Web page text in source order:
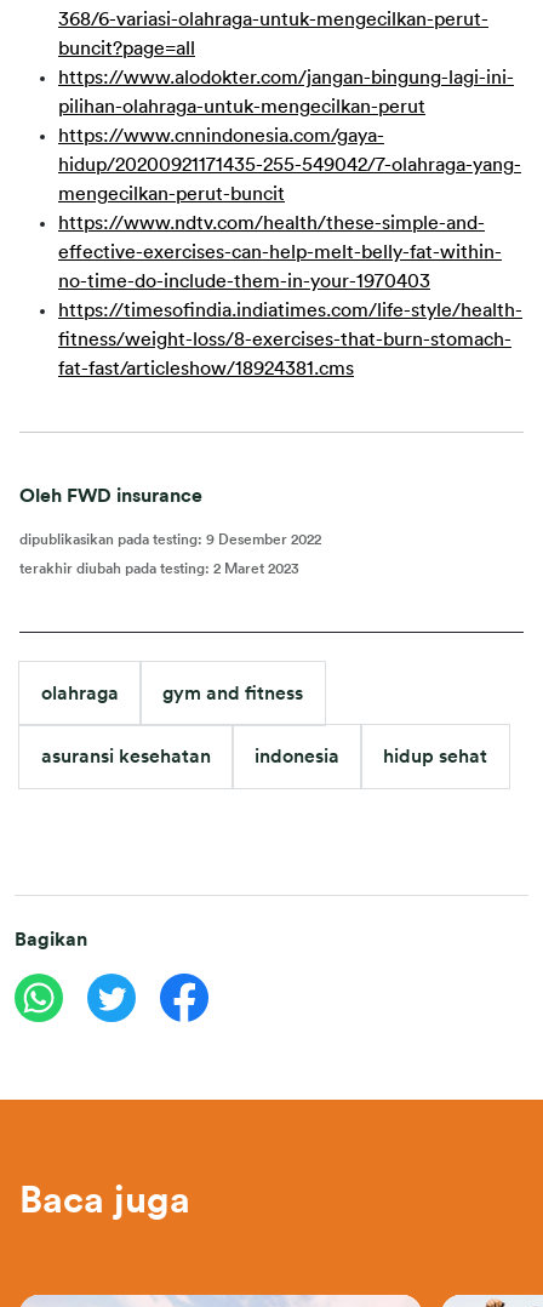
368/6-variasi-olahraga-untuk-mengecilkan-perut-
buncit?page=all
https://www.alodokter.com/jangan-bingung-lagi-ini-
pilihan-olahraga-untuk-mengecilkan-perut
https://www.cnnindonesia.com/gaya-
hidup/20200921171435-255-549042/7-olahraga-yang-
mengecilkan-perut-buncit
https://www.ndtv.com/health/these-simple-and-
effective-exercises-can-help-melt-belly-fat-within-
no-time-do-include-them-in-your-1970403
https://timesofindia.indiatimes.com/life-style/health-
fitness/weight-loss/8-exercises-that-burn-stomach-
fat-fast/articleshow/18924381.cms
Oleh FWD insurance
dipublikasikan pada testing: 9 Desember 2022
terakhir diubah pada testing: 2 Maret 2023
olahraga gym and fitness
asuransi kesehatan indonesia hidup sehat
Bagikan
Baca juga